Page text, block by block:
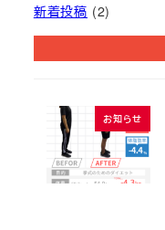
新着投稿 (2)
お知らせ